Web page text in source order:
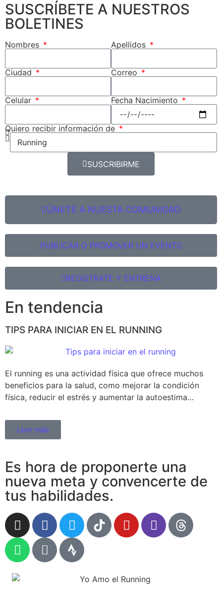
SUSCRÍBETE A NUESTROS
BOLETINES
Nombres Apellidos
Ciudad Correo
Celular Fecha Nacimiento
Quiero recibir información de
SUSCRIBIRME
ÚNETE A NUESTA COMUNIDAD
PUBLICAR O PROMOVER UN EVENTO
REGISTRATE Y ENTRENA
En tendencia
TIPS PARA INICIAR EN EL RUNNING
El running es una actividad física que ofrece muchos
beneficios para la salud, como mejorar la condición
física, reducir el estrés y aumentar la autoestima…
Leer más
Es hora de proponerte una
nueva meta y convencerte de
tus habilidades.